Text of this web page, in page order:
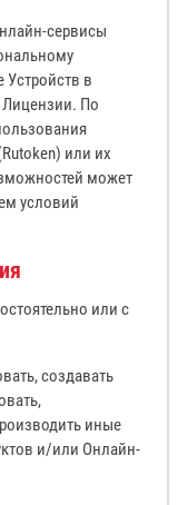
сервисы
в
Лицензии. По
или их
может
условий
или с
создавать
иные
и/или Онлайн-